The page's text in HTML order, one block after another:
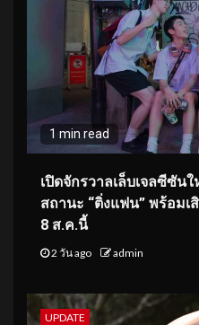
1 min read
เปิดจักรวาลเล็บเจลซีซันใ
สถานะ “ติ่งแฟน” พร้อม
8 ส.ค.นี้
2 วัน ago admin
UPDATE